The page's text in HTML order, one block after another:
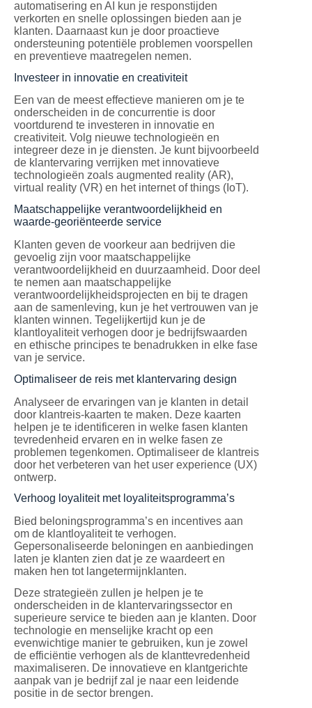
automatisering en AI kun je responstijden
verkorten en snelle oplossingen bieden aan je
klanten. Daarnaast kun je door proactieve
ondersteuning potentiële problemen voorspellen
en preventieve maatregelen nemen.
Investeer in innovatie en creativiteit
Een van de meest effectieve manieren om je te
onderscheiden in de concurrentie is door
voortdurend te investeren in innovatie en
creativiteit. Volg nieuwe technologieën en
integreer deze in je diensten. Je kunt bijvoorbeeld
de klantervaring verrijken met innovatieve
technologieën zoals augmented reality (AR),
virtual reality (VR) en het internet of things (IoT).
Maatschappelijke verantwoordelijkheid en
waarde-georiënteerde service
Klanten geven de voorkeur aan bedrijven die
gevoelig zijn voor maatschappelijke
verantwoordelijkheid en duurzaamheid. Door deel
te nemen aan maatschappelijke
verantwoordelijkheidsprojecten en bij te dragen
aan de samenleving, kun je het vertrouwen van je
klanten winnen. Tegelijkertijd kun je de
klantloyaliteit verhogen door je bedrijfswaarden
en ethische principes te benadrukken in elke fase
van je service.
Optimaliseer de reis met klantervaring design
Analyseer de ervaringen van je klanten in detail
door klantreis-kaarten te maken. Deze kaarten
helpen je te identificeren in welke fasen klanten
tevredenheid ervaren en in welke fasen ze
problemen tegenkomen. Optimaliseer de klantreis
door het verbeteren van het user experience (UX)
ontwerp.
Verhoog loyaliteit met loyaliteitsprogramma’s
Bied beloningsprogramma’s en incentives aan
om de klantloyaliteit te verhogen.
Gepersonaliseerde beloningen en aanbiedingen
laten je klanten zien dat je ze waardeert en
maken hen tot langetermijnklanten.
Deze strategieën zullen je helpen je te
onderscheiden in de klantervaringssector en
superieure service te bieden aan je klanten. Door
technologie en menselijke kracht op een
evenwichtige manier te gebruiken, kun je zowel
de efficiëntie verhogen als de klanttevredenheid
maximaliseren. De innovatieve en klantgerichte
aanpak van je bedrijf zal je naar een leidende
positie in de sector brengen.